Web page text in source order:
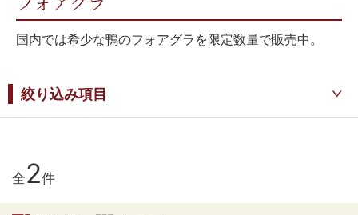
国内では希少な鴨のフォアグラを限定数量で販売中。
絞り込み項目
全2件